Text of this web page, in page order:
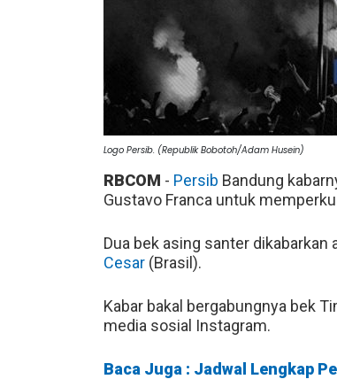
Logo Persib. (Republik Bobotoh/Adam Husein)
RBCOM - Persib Bandung
Gustavo Franca untuk
Dua bek asing santer dikabarkan
Cesar (Brasil).
Kabar bakal bergabungnya bek
media sosial Instagram.
Baca Juga : Jadwal Lengkap